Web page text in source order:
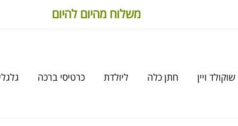
משלוח מהיום להיום
שוקולד ויין חתן כלה ליולדת כרטיסי ברכה